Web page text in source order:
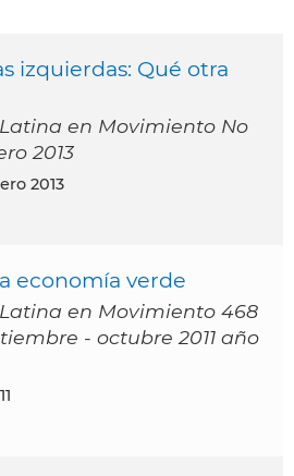
izquierdas: Qué otra
en Movimiento No
2013
2013
economía verde
en Movimiento 468
- octubre 2011 año